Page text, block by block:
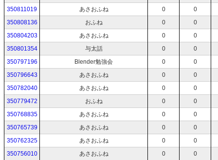
350811019
あさおふね 0
0
350808136
おふね 0
0
350804203
あさおふね 0
0
350801354
与太話 0
0
350797196
Blender勉強会 0
0
350796643
あさおふね 0
0
350782040
あさおふね 0
0
350779472
おふね 0
0
350768835
あさおふね 0
0
350765739
あさおふね 0
0
350762325
あさおふね 0
0
350756010
あさおふね 0 0